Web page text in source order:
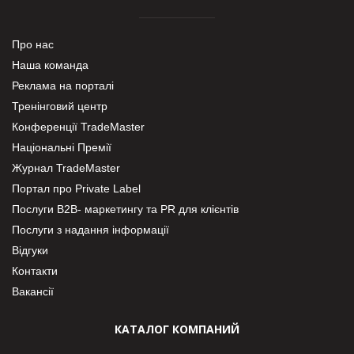
Про нас
Наша команда
Реклама на порталі
Тренінговий центр
Конференції TradeMaster
Національні Премії
Журнал TradeMaster
Портал про Private Label
Послуги В2В- маркетингу та PR для клієнтів
Послуги з надання інформації
Відгуки
Контакти
Вакансії
КАТАЛОГ КОМПАНИЙ